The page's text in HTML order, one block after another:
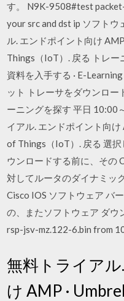
す。 N9K-9508#test
your src and dst ip ソフトウ
ル. エンドポイント向け
Things（IoT）. 戻る トレー
資料を入手する · E-
ット トレーサをダウンロー
ーニングを探す 平日 10:00
イアル. エンドポイント向け
of Things（IoT）. 戻る 選
ウンロードする前に、その
対してルータのダイナミッ
Cisco IOS ソフトウェア バ
の、またソフトウェア ダウ
rsp-jsv-mz.122-6.bin from
無料トライア
け AMP ·